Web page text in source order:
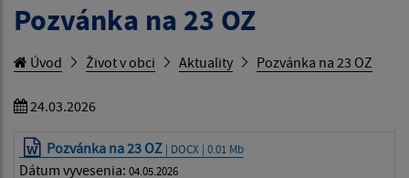
Pozvánka na 23 OZ
Úvod Život v obci Aktuality Pozvánka na 23 OZ
24.03.2026
Pozvánka na 23 OZ | DOCX | 0.01 Mb
Dátum vyvesenia: 04.05.2026